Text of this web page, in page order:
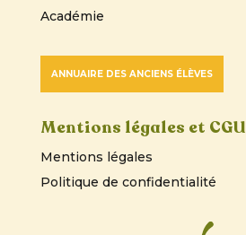
Académie
ANNUAIRE DES ANCIENS ÉLÈVES
Mentions légales et CGU
Mentions légales
Politique de confidentialité